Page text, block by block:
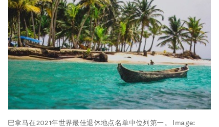
巴拿马在2021年世界最佳退休地点名单中位列第一。
Image: